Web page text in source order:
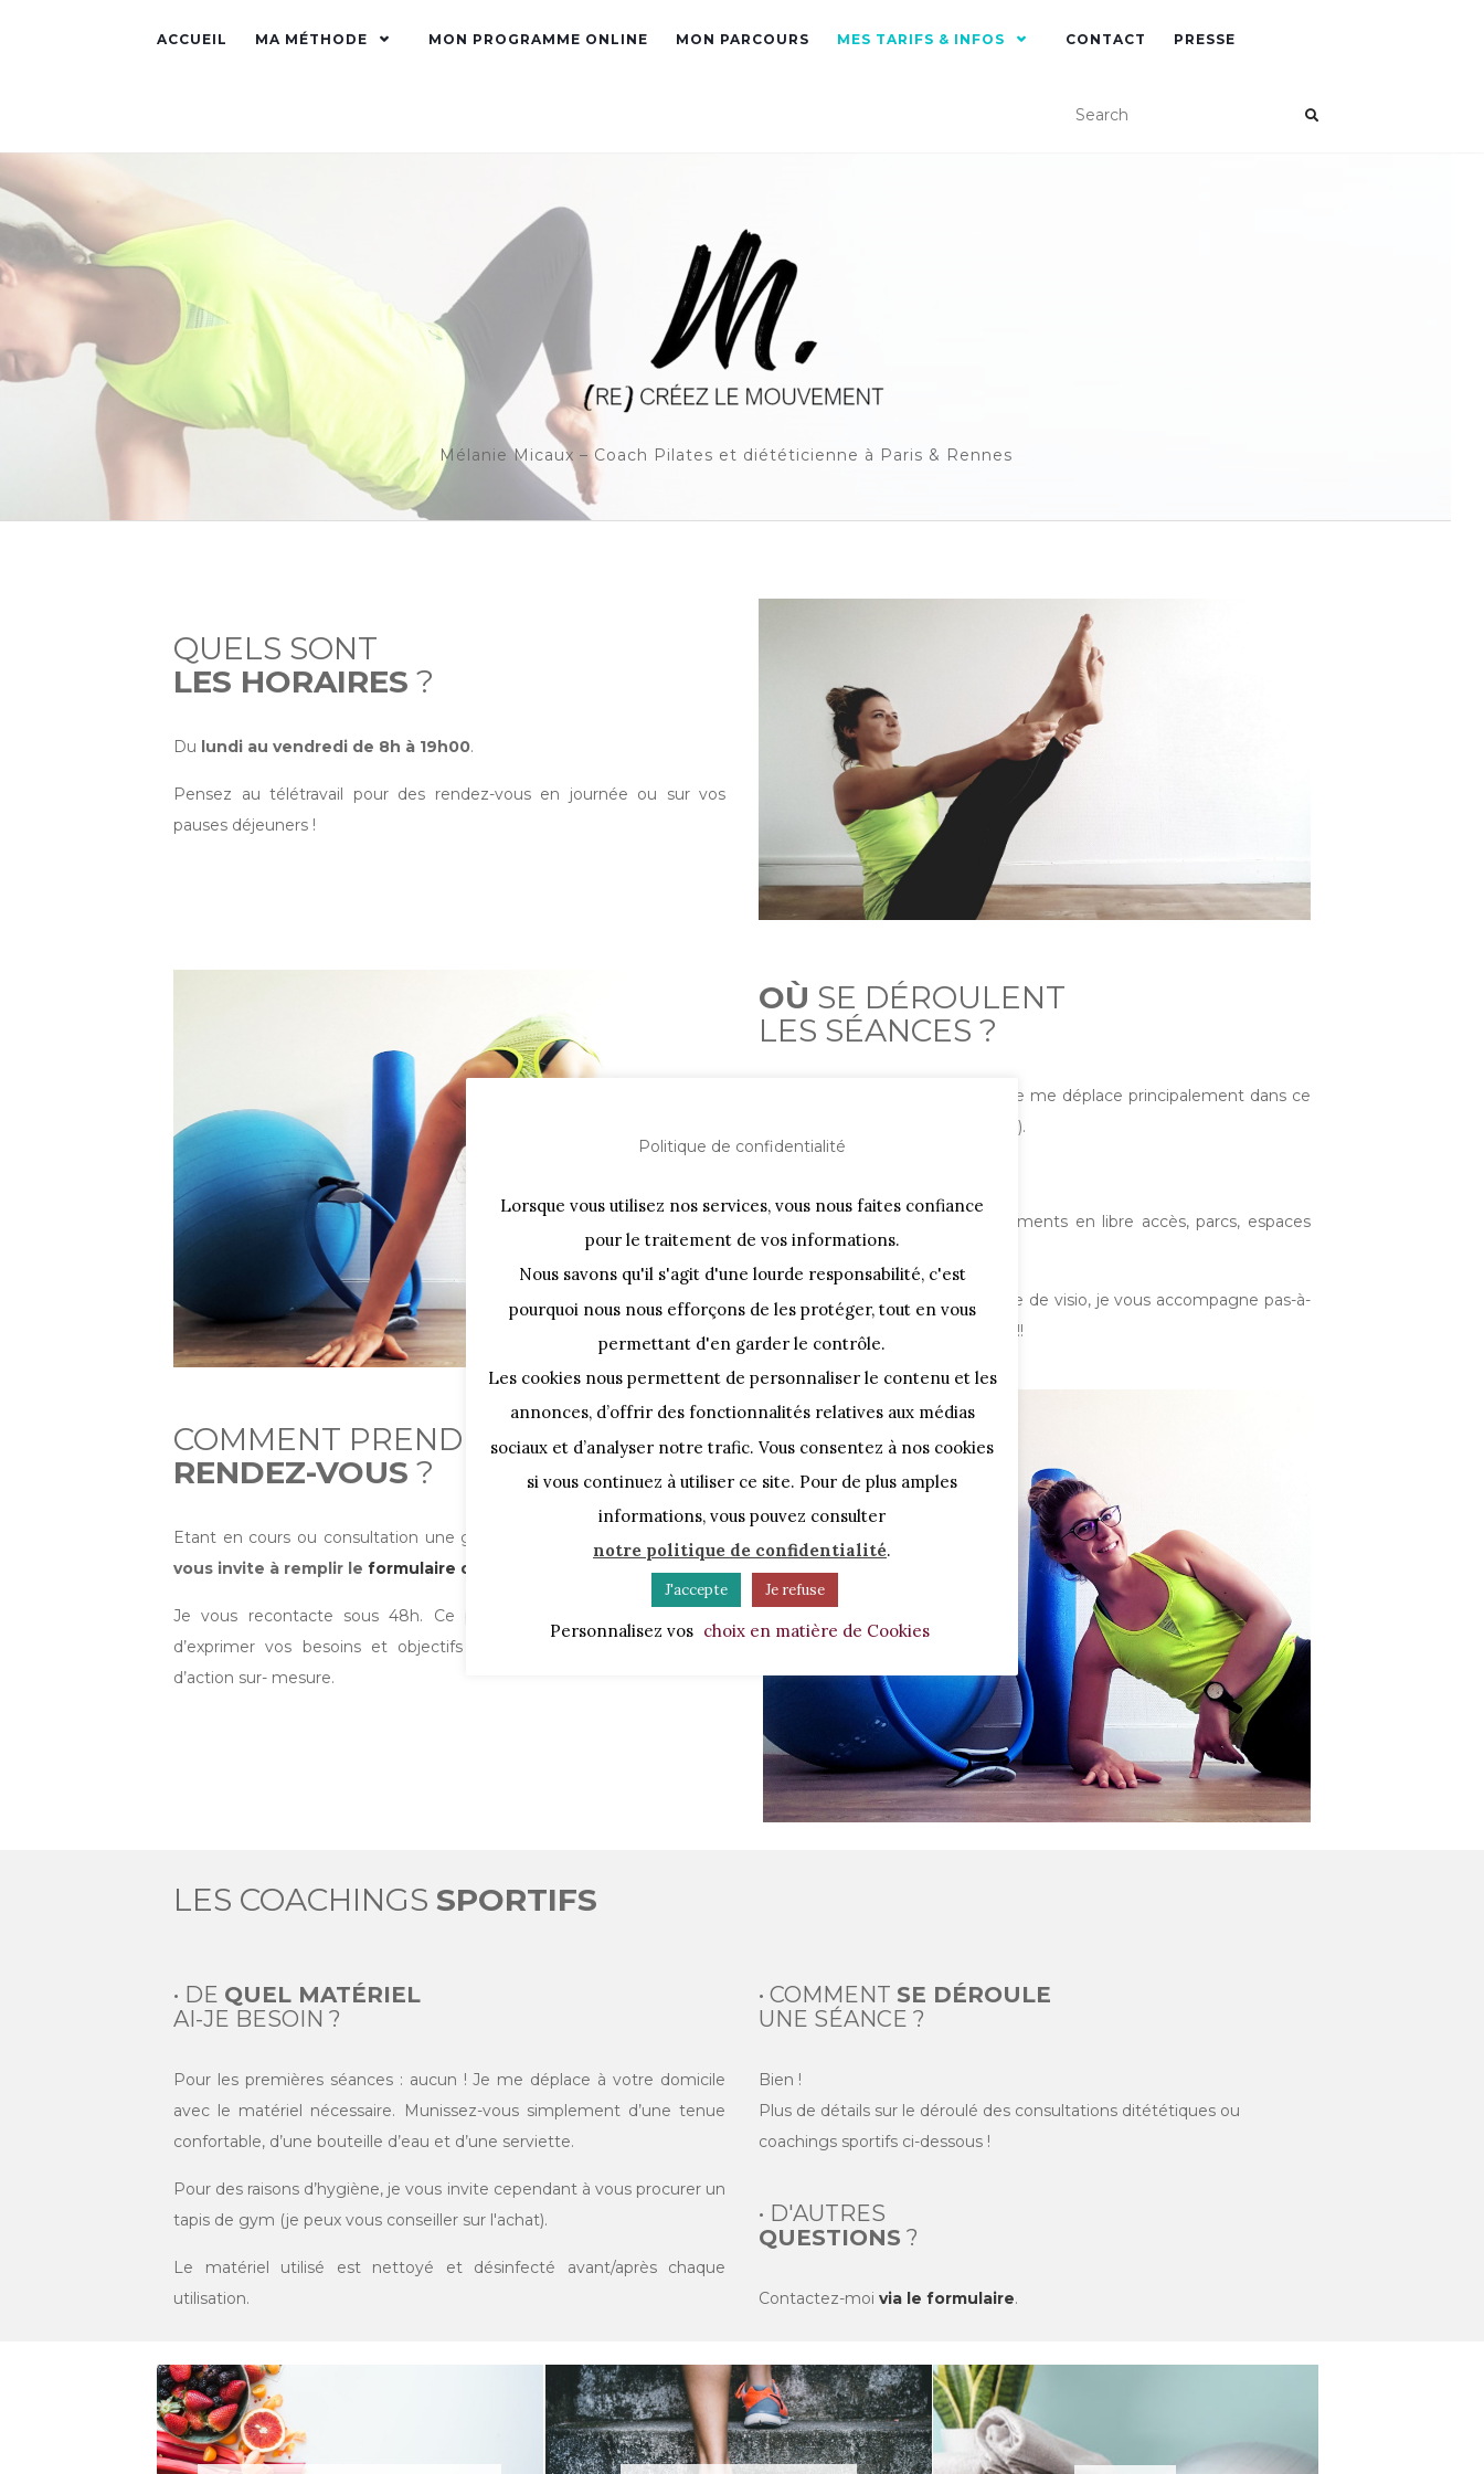
ACCUEIL MA MÉTHODE MON PROGRAMME ONLINE MON PARCOURS MES TARIFS & INFOS CONTACT PRESSE
Mélanie Micaux – Coach Pilates et diététicienne à Paris & Rennes
QUELS SONT
LES HORAIRES ?
Du lundi au vendredi de 8h à 19h00.
Pensez au télétravail pour des rendez-vous en journée ou sur vos
pauses déjeuners !
OÙ SE DÉROULENT
LES SÉANCES ?
je me déplace principalement dans ce
secteur (autre zone sur demande).
aires d’entraînements en libre accès, parcs, espaces
• Ou en ligne
via une plateforme de visio, je vous accompagne pas-à-
pas durant 1h, où que vous soyez !!
COMMENT PRENDRE
RENDEZ-VOUS ?
Etant en cours ou consultation une grande partie de mes journées,
vous invite à remplir le formulaire de contact
Je vous recontacte sous 48h. Ce premier échange sera l’occasion
d’exprimer vos besoins et objectifs afin de vous proposer
d’action sur- mesure.
LES COACHINGS SPORTIFS
• DE QUEL MATÉRIEL
AI-JE BESOIN ?
Pour les premières séances : aucun ! Je me déplace à votre domicile
avec le matériel nécessaire. Munissez-vous simplement d’une tenue
confortable, d’une bouteille d’eau et d’une serviette.
Pour des raisons d’hygiène, je vous invite cependant à vous procurer un
tapis de gym (je peux vous conseiller sur l'achat).
Le matériel utilisé est nettoyé et désinfecté avant/après chaque
utilisation.
• COMMENT SE DÉROULE
UNE SÉANCE ?
Bien !
Plus de détails sur le déroulé des consultations ditététiques ou
coachings sportifs ci-dessous !
• D'AUTRES
QUESTIONS ?
Contactez-moi via le formulaire.
Politique de confidentialité
Lorsque vous utilisez nos services, vous nous faites confiance
pour le traitement de vos informations.
Nous savons qu'il s'agit d'une lourde responsabilité, c'est
pourquoi nous nous efforçons de les protéger, tout en vous
permettant d'en garder le contrôle.
Les cookies nous permettent de personnaliser le contenu et les
annonces, d’offrir des fonctionnalités relatives aux médias
sociaux et d’analyser notre trafic. Vous consentez à nos cookies
si vous continuez à utiliser ce site. Pour de plus amples
informations, vous pouvez consulter
notre politique de confidentialité.
J'accepte Je refuse
Personnalisez vos choix en matière de Cookies